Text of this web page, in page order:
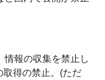
情報の収集を禁止し
取得の禁止。(ただ